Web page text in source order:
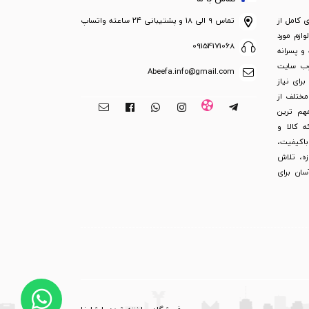
کامل از
مورد
و پسرانه
وب سایت
نیاز
از
ترین
کالا و
و ضمانت بازگشت 3 روزه، تلاش
برای
تماس ۹ الی ۱۸ و پشتیبانی ۲۴ ساعته واتساپ
09154171068
Abeefa.info@gmail.com